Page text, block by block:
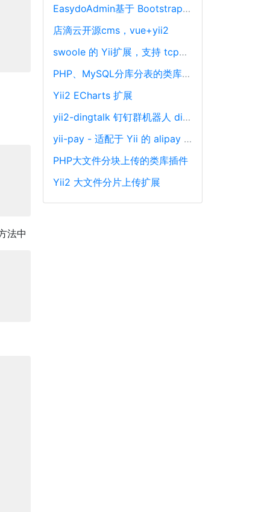
法中
EasydoAdmin基于 Bootstrap 的 AdminLte2 主题和 Yii2 框架开发
店滴云开源cms，vue+yii2
swoole 的 Yii扩展，支持 tcp，websocket，定时器，udp
PHP、MySQL分库分表的类库插件，需要依赖PDO，PHP分库分表，支持协程
Yii2 ECharts 扩展
yii2-dingtalk 钉钉群机器人 dingtalk-robot
yii-pay - 适配于 Yii 的 alipay 和 wechat 的支付扩展包
PHP大文件分块上传的类库插件
Yii2 大文件分片上传扩展